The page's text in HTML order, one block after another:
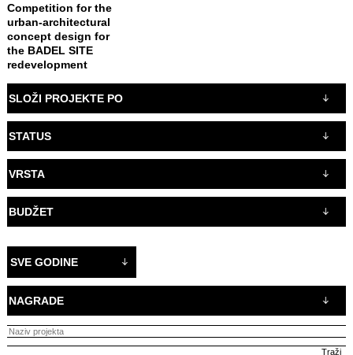
Competition for the
urban-architectural
concept design for
the BADEL SITE
redevelopment
SLOŽI PROJEKTE PO
STATUS
VRSTA
BUDŽET
SVE GODINE
NAGRADE